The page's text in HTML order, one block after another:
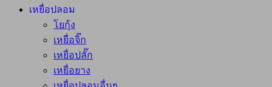
เหยื่อปลอม
โยกุ้ง
เหยื่อจิ๊ก
เหยื่อปลั๊ก
เหยื่อยาง